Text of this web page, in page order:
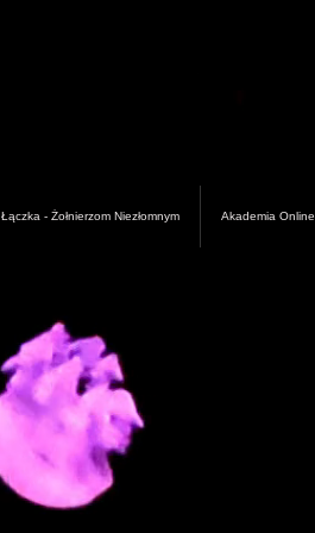
Łączka - Żołnierzom Niezłomnym Akademia Online